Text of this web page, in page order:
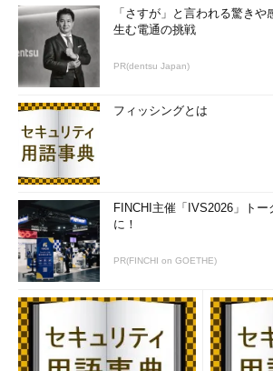
「さすが」と言われる驚き
生む電通の挑戦
PR(dentsu Japan)
フィッシングとは
FINCHI主催「IVS2026」ト
に！
PR(FINCHI on GOETHE)